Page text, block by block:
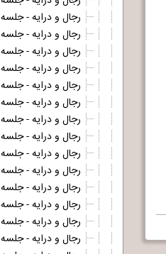
رجال و درایه - جلسه 28
رجال و درایه - جلسه 27
رجال و درایه - جلسه 26
رجال و درایه - جلسه 25
رجال و درایه - جلسه 24
رجال و درایه - جلسه 23
رجال و درایه - جلسه 22
رجال و درایه - جلسه 21
رجال و درایه - جلسه 20
رجال و درایه - جلسه 19
رجال و درایه - جلسه 18
رجال و درایه - جلسه 17
رجال و درایه - جلسه 16
رجال و درایه - جلسه 15